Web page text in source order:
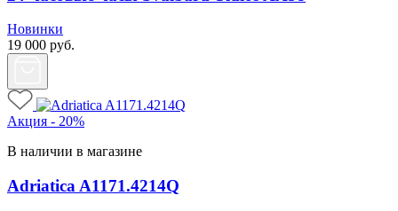
Новинки
19 000 руб.
Акция - 20%
В наличии в магазине
Adriatica A1171.4214Q